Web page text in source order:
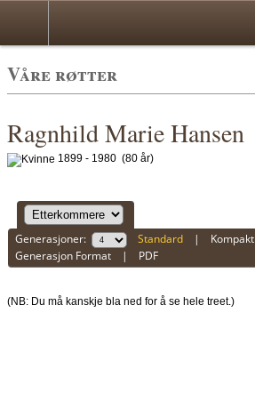
Våre røtter
Ragnhild Marie Hansen
1899 - 1980 (80 år)
Generasjoner: Standard | Kompakt
Generasjon Format | PDF
(NB: Du må kanskje bla ned for å se hele treet.)